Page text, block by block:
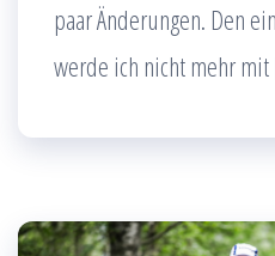
paar Änderungen. Den
werde ich nicht mehr